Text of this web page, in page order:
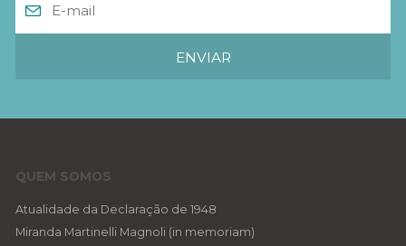
QUEM SOMOS
Atualidade da Declaração de 1948
Miranda Martinelli Magnoli (in memoriam)